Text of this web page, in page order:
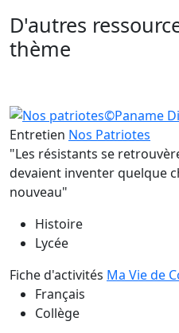
D'autres
thème
Entretien Nos Patriotes
"Les résistants se
devaient inventer quelque
nouveau"
Histoire
Lycée
Fiche d'activités Ma Vie de
Français
Collège